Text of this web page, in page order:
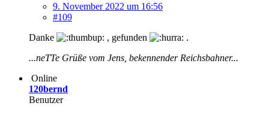
9. November 2022 um 16:56
#109
Danke
, gefunden
.
...neTTe Grüße vom Jens, bekennender Reichsbahner...
Online
120bernd
Benutzer